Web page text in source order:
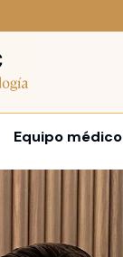
Equipo médico